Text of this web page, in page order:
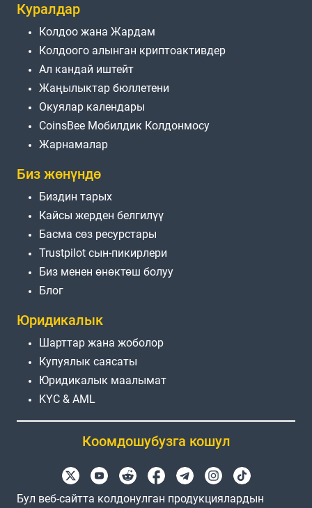
Куралдар
Колдоо жана Жардам
Колдоого алынган криптоактивдер
Ал кандай иштейт
Жаңылыктар бюллетени
Окуялар календары
CoinsBee Мобилдик Колдонмосу
Жарнамалар
Биз жөнүндө
Биздин тарых
Кайсы жерден белгилүү
Басма сөз ресурстары
Trustpilot сын-пикирлери
Биз менен өнөктөш болуу
Блог
Юридикалык
Шарттар жана жоболор
Купуялык саясаты
Юридикалык маалымат
KYC & AML
Коомдошубузга кошул
Бул веб-сайтта колдонулган продукциялардын